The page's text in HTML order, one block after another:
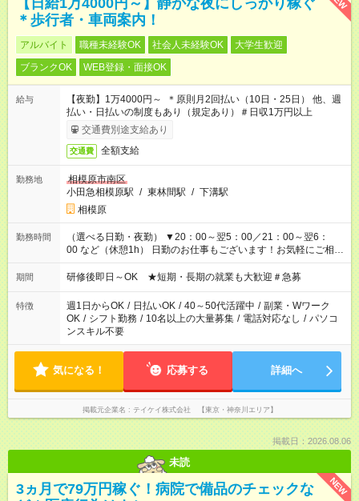
【日給1万4000円～】静かな夜にしっかり稼ぐ
＊歩行者・車両案内！
アルバイト 職種未経験OK 社会人未経験OK
大学生歓迎
ブランクOK
WEB登録・面接OK
給与
【夜勤】1万4000円～ ＊原則月2回払い（10日・25日） 他、週
払い・日払いの制度もあり（規定あり）＃日収1万円以上
交通費別途支給あり
交通費 全額支給
勤務地
相模原市南区
小田急相模原駅 / 東林間駅 / 下溝駅
相模原
勤務時間
（選べる日勤・夜勤） ▼20：00～翌5：00／21：00～翌6：
00 など（休憩1h） 日勤のお仕事もございます！お気軽にご相談
ください！
期間 研修後即日～OK ★短期・長期の就業も大歓迎＃急募
特徴 週1日からOK / 日払いOK / 40～50代活躍中 / 副業・Wワーク
OK / シフト勤務 / 10名以上の大量募集 / 電話対応なし / パソコ
ンスキル不要
気になる！ 応募する 詳細へ
掲載元企業名 テイケイ株式会社 【東京・神奈川エリア】
掲載日：2026.08.06
未読
NEW
3ヵ月で79万円稼ぐ！病院で備品のチェックな